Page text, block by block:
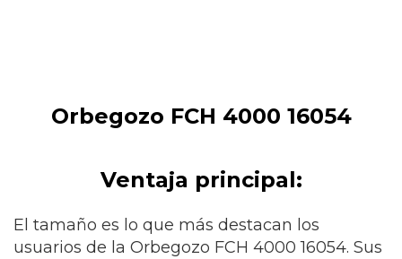
Orbegozo FCH 4000 16054
Ventaja principal:
El tamaño es lo que más destacan los
usuarios de la Orbegozo FCH 4000 16054. Sus